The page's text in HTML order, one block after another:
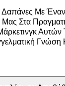
Δαπάνες Με
Στα
Αυτών
Γνώση